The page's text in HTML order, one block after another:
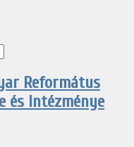
Református
és intézménye